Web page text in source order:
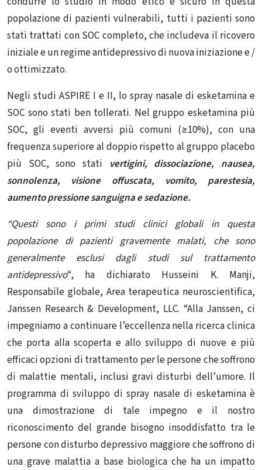
popolazione di pazienti vulnerabili, tutti i pazienti sono
stati trattati con SOC completo, che includeva il ricovero
iniziale e un regime antidepressivo di nuova iniziazione e /
o ottimizzato.
Negli studi ASPIRE I e II, lo spray nasale di esketamina e
SOC sono stati ben tollerati. Nel gruppo esketamina più
SOC, gli eventi avversi più comuni (≥10%), con una
frequenza superiore al doppio rispetto al gruppo placebo
più SOC, sono stati vertigini, dissociazione, nausea,
sonnolenza, visione offuscata, vomito, parestesia,
aumento pressione sanguigna e sedazione.
“Questi sono i primi studi clinici globali in questa
popolazione di pazienti gravemente malati, che sono
generalmente esclusi dagli studi sul trattamento
antidepressivo“, ha dichiarato Husseini K. Manji,
Responsabile globale, Area terapeutica neuroscientifica,
Janssen Research & Development, LLC. “Alla Janssen, ci
impegniamo a continuare l’eccellenza nella ricerca clinica
che porta alla scoperta e allo sviluppo di nuove e più
efficaci opzioni di trattamento per le persone che soffrono
di malattie mentali, inclusi gravi disturbi dell’umore. Il
programma di sviluppo di spray nasale di esketamina è
una dimostrazione di tale impegno e il nostro
riconoscimento del grande bisogno insoddisfatto tra le
persone con disturbo depressivo maggiore che soffrono di
una grave malattia a base biologica che ha un impatto